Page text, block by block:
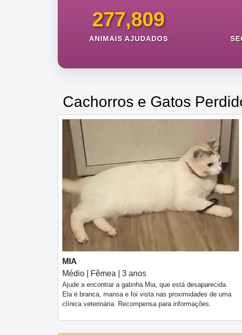
277,809
ANIMAIS AJUDADOS
Cachorros e Gatos
MIA
Médio | Fêmea | 3 anos
Ajude a encontrar a gatinha Mia, que está desaparecida.
Ela é branca, mansa e foi vista nas proximidades de uma
clínica veterinária. Recompensa para informações.